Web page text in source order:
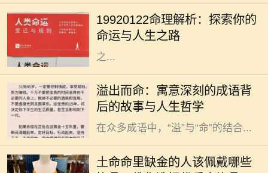
19920122命理解析：探索你的
命运与人生之路
八字都藏着独特的秘密。对于出生于
1992年1月22日的人来说，他们的命
理特征和人生道路又有什么样的特别
之...
溢出而命：寓意深刻的成语背
后的故事与人生哲学
在中华文化的浩瀚长河中，成语作为
语言的一部分，不仅丰富了我们的表
达方式，也蕴藏着深厚的文化底蕴。
在众多成语中，“溢”与“命”的结合...
土命命里缺金的人该佩戴哪些
在中国传统文化中，五行之说深深扎
根于人们的生活与信仰之中。五行分
别是金、木、水、火、土，每一个人